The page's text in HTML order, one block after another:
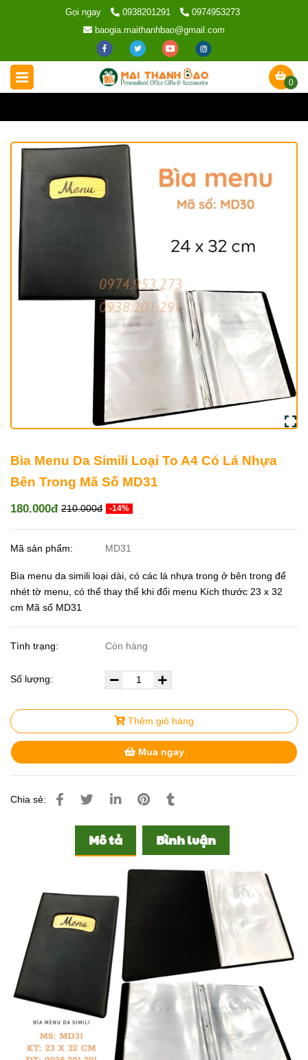
Gọi ngay 0938201291
0974953273
baogia.maithanhbao@gmail.com
0
Bìa Menu Da Simili Loại To A4 Có Lá Nhựa
Bên Trong Mã Số MD31
180.000đ 210.000đ -14%
Mã sản phẩm: MD31
Bìa menu da simili loại dài, có các lá nhựa trong ở bên trong để
nhét tờ menu, có thể thay thế khi đổi menu Kích thước 23 x 32
cm Mã số MD31
Tình trạng: Còn hàng
Số lượng:
Thêm giỏ hàng
Mua ngay
Chia sẻ:
Mô tả Bình luận